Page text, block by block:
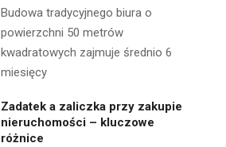
Budowa tradycyjnego biura o
powierzchni 50 metrów
kwadratowych zajmuje średnio 6
miesięcy
Zadatek a zaliczka przy zakupie
nieruchomości – kluczowe
różnice